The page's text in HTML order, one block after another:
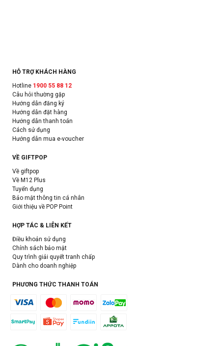
HỖ TRỢ KHÁCH HÀNG
Hotline 1900 55 88 12
Câu hỏi thường gặp
Hướng dẫn đăng ký
Hướng dẫn đặt hàng
Hướng dẫn thanh toán
Cách sử dụng
Hướng dẫn mua e-voucher
VỀ GIFTPOP
Về giftpop
Về M12 Plus
Tuyển dụng
Bảo mật thông tin cá nhân
Giới thiệu về POP Point
HỢP TÁC & LIÊN KẾT
Điều khoản sử dụng
Chính sách bảo mật
Quy trình giải quyết tranh chấp
Dành cho doanh nghiệp
PHƯƠNG THỨC THANH TOÁN